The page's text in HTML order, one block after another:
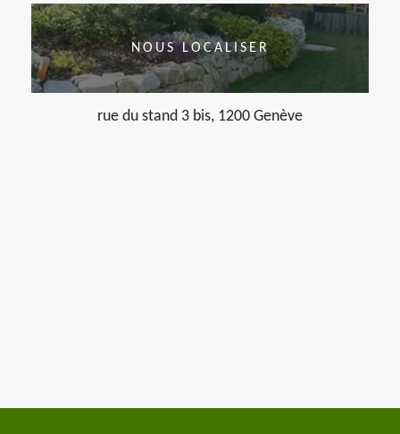
NOUS LOCALISER
rue du stand 3 bis, 1200 Genève